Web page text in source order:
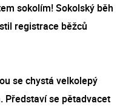
sokolím! Sokolský běh
registrace běžců
se chystá velkolepý
Představí se pětadvacet